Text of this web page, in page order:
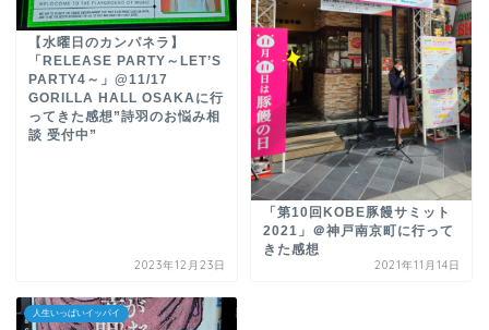
【水曜日のカンパネラ】
「RELEASE PARTY～LET’S
PARTY4～」@11/17
GORILLA HALL OSAKAに行
ってきた感想”詩羽のお悩み相
談 受付中”
2023年12月23日
「第10回KOBE豚饅サミット
2021」＠神戸南京町に行って
きた感想
2021年11月14日
人生いっぱいイッパイ